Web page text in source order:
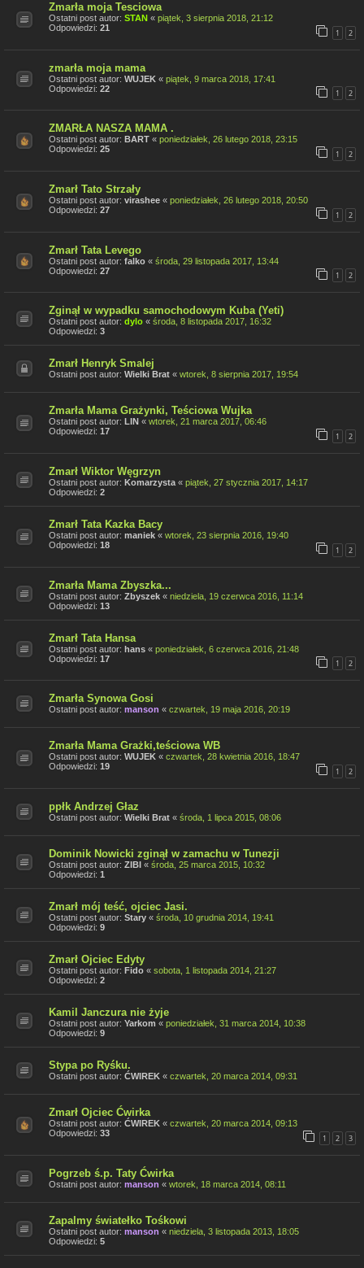
Zmarła moja Tesciowa
Ostatni post autor: STAN « piątek, 3 sierpnia 2018, 21:12
Odpowiedzi: 21 1 2
zmarła moja mama
Ostatni post autor: WUJEK « piątek, 9 marca 2018, 17:41
Odpowiedzi: 22 1 2
ZMARŁA NASZA MAMA .
Ostatni post autor: BART « poniedziałek, 26 lutego 2018, 23:15
Odpowiedzi: 25 1 2
Zmarł Tato Strzały
Ostatni post autor: virashee « poniedziałek, 26 lutego 2018, 20:50
Odpowiedzi: 27 1 2
Zmarł Tata Levego
Ostatni post autor: falko « środa, 29 listopada 2017, 13:44
Odpowiedzi: 27 1 2
Zginął w wypadku samochodowym Kuba (Yeti)
Ostatni post autor: dylo « środa, 8 listopada 2017, 16:32
Odpowiedzi: 3
Zmarł Henryk Smalej
Ostatni post autor: Wielki Brat « wtorek, 8 sierpnia 2017, 19:54
Zmarła Mama Grażynki, Teściowa Wujka
Ostatni post autor: LIN « wtorek, 21 marca 2017, 06:46
Odpowiedzi: 17 1 2
Zmarł Wiktor Węgrzyn
Ostatni post autor: Komarzysta « piątek, 27 stycznia 2017, 14:17
Odpowiedzi: 2
Zmarł Tata Kazka Bacy
Ostatni post autor: maniek « wtorek, 23 sierpnia 2016, 19:40
Odpowiedzi: 18 1 2
Zmarła Mama Zbyszka...
Ostatni post autor: Zbyszek « niedziela, 19 czerwca 2016, 11:14
Odpowiedzi: 13
Zmarł Tata Hansa
Ostatni post autor: hans « poniedziałek, 6 czerwca 2016, 21:48
Odpowiedzi: 17 1 2
Zmarła Synowa Gosi
Ostatni post autor: manson « czwartek, 19 maja 2016, 20:19
Zmarła Mama Grażki,teściowa WB
Ostatni post autor: WUJEK « czwartek, 28 kwietnia 2016, 18:47
Odpowiedzi: 19 1 2
ppłk Andrzej Głaz
Ostatni post autor: Wielki Brat « środa, 1 lipca 2015, 08:06
Dominik Nowicki zginął w zamachu w Tunezji
Ostatni post autor: ZIBI « środa, 25 marca 2015, 10:32
Odpowiedzi: 1
Zmarł mój teść, ojciec Jasi.
Ostatni post autor: Stary « środa, 10 grudnia 2014, 19:41
Odpowiedzi: 9
Zmarł Ojciec Edyty
Ostatni post autor: Fido « sobota, 1 listopada 2014, 21:27
Odpowiedzi: 2
Kamil Janczura nie żyje
Ostatni post autor: Yarkom « poniedziałek, 31 marca 2014, 10:38
Odpowiedzi: 9
Stypa po Ryśku.
Ostatni post autor: ĆWIREK « czwartek, 20 marca 2014, 09:31
Zmarł Ojciec Ćwirka
Ostatni post autor: ĆWIREK « czwartek, 20 marca 2014, 09:13
Odpowiedzi: 33 1 2 3
Pogrzeb ś.p. Taty Ćwirka
Ostatni post autor: manson « wtorek, 18 marca 2014, 08:11
Zapalmy światełko Tośkowi
Ostatni post autor: manson « niedziela, 3 listopada 2013, 18:05
Odpowiedzi: 5